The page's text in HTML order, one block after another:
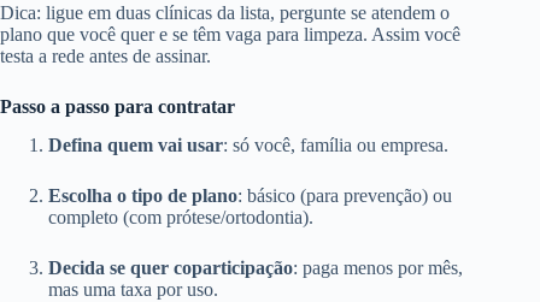
Dica: ligue em duas clínicas da lista, pergunte se atendem o
plano que você quer e se têm vaga para limpeza. Assim você
testa a rede antes de assinar.
Passo a passo para contratar
Defina quem vai usar: só você, família ou empresa.
Escolha o tipo de plano: básico (para prevenção) ou
completo (com prótese/ortodontia).
Decida se quer coparticipação: paga menos por mês,
mas uma taxa por uso.